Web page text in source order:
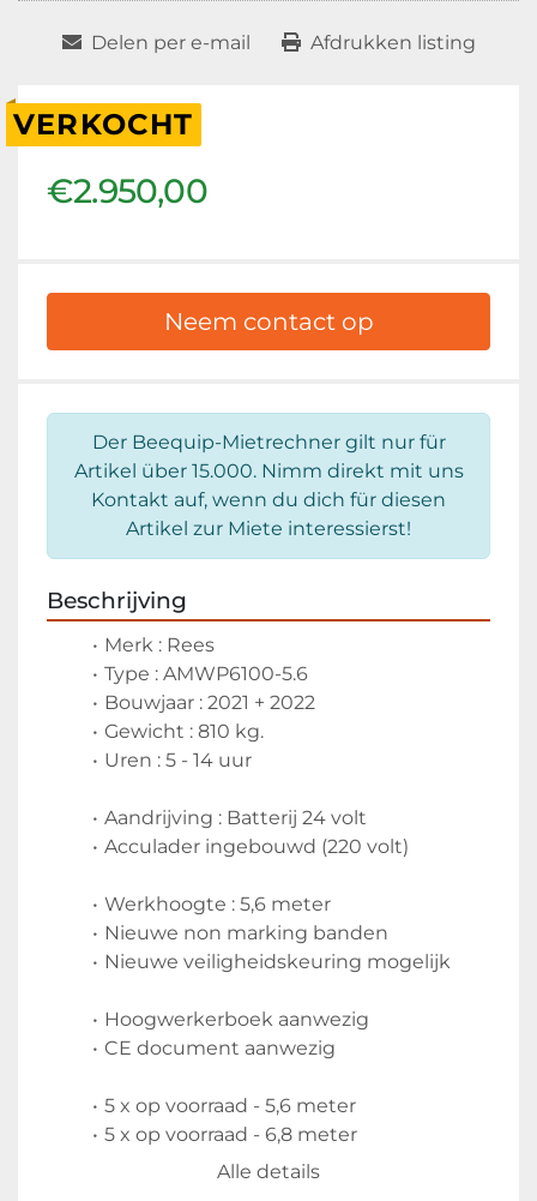
Delen per e-mail Afdrukken listing
VERKOCHT
€2.950,00
Neem contact op
Der Beequip-Mietrechner gilt nur für
Artikel über 15.000. Nimm direkt mit uns
Kontakt auf, wenn du dich für diesen
Artikel zur Miete interessierst!
Beschrijving
Merk : Rees
Type : AMWP6100-5.6
Bouwjaar : 2021 + 2022
Gewicht : 810 kg.
Uren : 5 - 14 uur
Aandrijving : Batterij 24 volt
Acculader ingebouwd (220 volt)
Werkhoogte : 5,6 meter
Nieuwe non marking banden
Nieuwe veiligheidskeuring mogelijk
Hoogwerkerboek aanwezig
CE document aanwezig
5 x op voorraad - 5,6 meter
5 x op voorraad - 6,8 meter
Inruil en transport mogelijk
Alle details